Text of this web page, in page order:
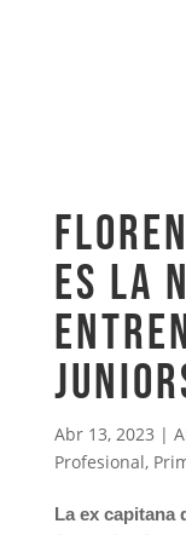
es la
Abr 13, 2023 |
Profesional,
La ex capitana